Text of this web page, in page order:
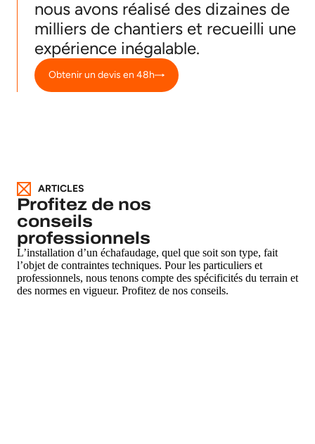
nous avons réalisé des dizaines de
milliers de chantiers et recueilli une
expérience inégalable.
Obtenir un devis en 48h
ARTICLES
Profitez de nos
conseils
professionnels
L’installation d’un échafaudage, quel que soit son type, fait
l’objet de contraintes techniques. Pour les particuliers et
professionnels, nous tenons compte des spécificités du terrain et
des normes en vigueur. Profitez de nos conseils.